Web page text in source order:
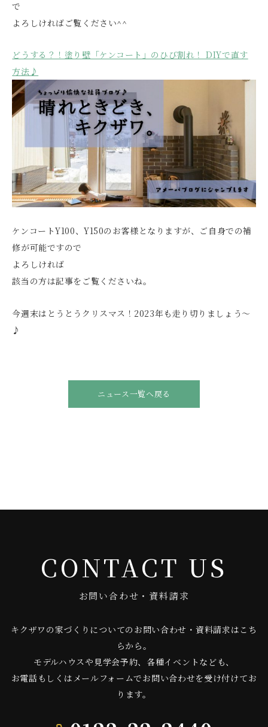
で
よろしければご覧ください^^
どうする？！塗り壁「ケンコート」のひび割れ！ DIYで直す
方法♪
ケンコートY100、Y150のお客様となりますが、ご自身での補
修が可能ですので
よろしければ
該当の方は記事をご覧くださいね。
今週末はとうとうクリスマス！2023年も走り切りましょう～
♪
ニュース一覧へ戻る
CONTACT US
お問い合わせ・資料請求
キクザワの家づくりについてのお問い合わせ・資料請求はこち
らから。
モデルハウスや見学会予約、各種イベントなども、
お電話もしくはメールフォームでお問い合わせを受け付けてお
ります。